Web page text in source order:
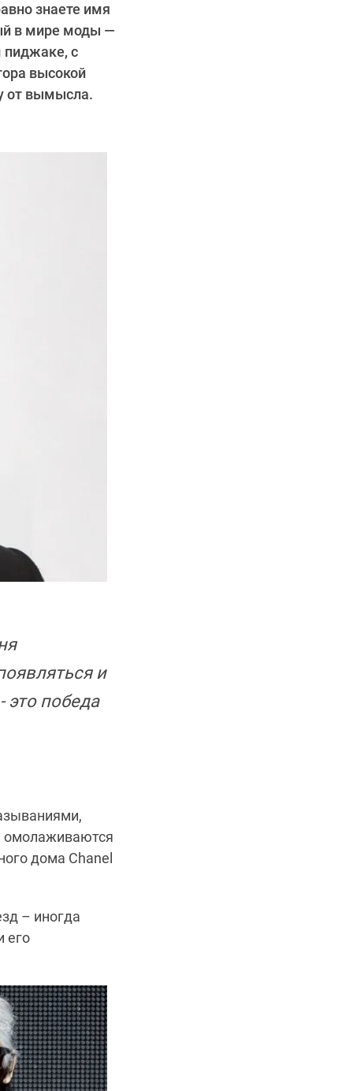
знаете имя
в мире моды —
пиджаке, с
высокой
от вымысла.
и
это победа
омолаживаются
дома Chanel
– иногда
его